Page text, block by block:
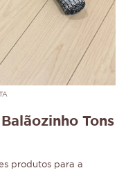
Tons
produtos para a